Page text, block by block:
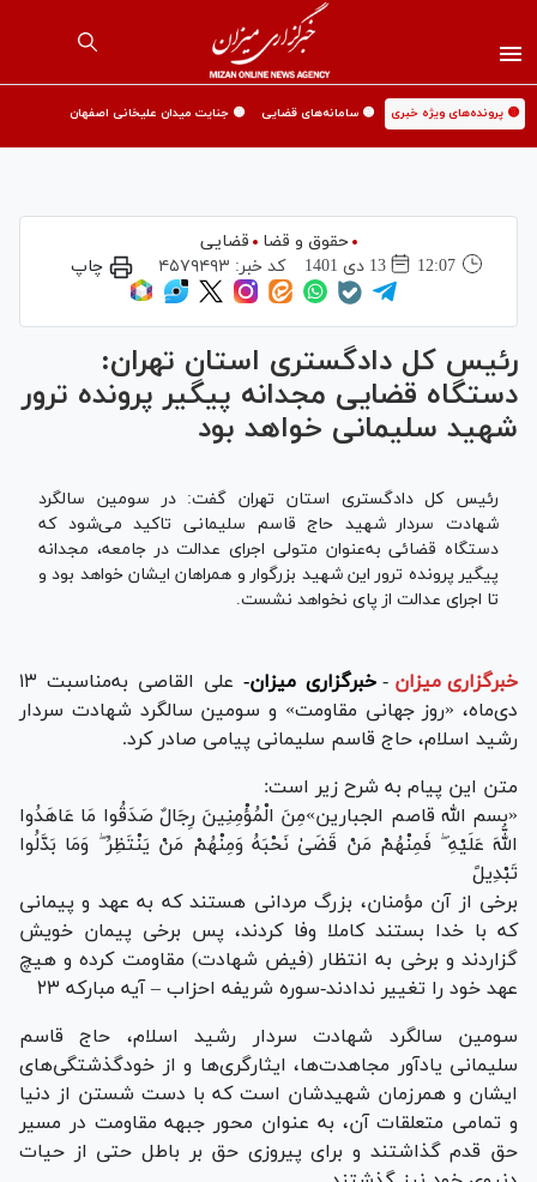
🟡 پرونده‌های ویژه خبری 🟡 سامانه‌های قضایی 🟡 جنایت میدان علیخانی اصفهان
حقوق و قضا
قضایی
12:07
13 دی 1401 کد خبر: ۴۵۷۹۴۹۳ چاپ
رئیس کل دادگستری استان تهران:
دستگاه قضایی مجدانه پیگیر پرونده ترور
شهید سلیمانی خواهد بود
رئیس کل دادگستری استان تهران گفت: در سومین سالگرد
شهادت سردار شهید حاج قاسم سلیمانی تاکید می‌شود که
دستگاه قضائی به‌عنوان متولی اجرای عدالت در جامعه، مجدانه
پیگیر پرونده ترور این شهید بزرگوار و همراهان ایشان خواهد بود و
تا اجرای عدالت از پای نخواهد نشست.
خبرگزاری میزان - خبرگزاری میزان-
علی القاصی به‌مناسبت ۱۳
دی‌ماه، «روز جهانی مقاومت» و سومین سالگرد شهادت سردار
رشید اسلام، حاج قاسم سلیمانی پیامی صادر کرد.
متن این پیام به شرح زیر است:
«بسم الله قاصم الجبارین»مِنَ الْمُؤْمِنِینَ رِجَالٌ صَدَقُوا مَا عَاهَدُوا
اللَّهَ عَلَیْهِ ۖ فَمِنْهُمْ مَنْ قَضَىٰ نَحْبَهُ وَمِنْهُمْ مَنْ یَنْتَظِرُ ۖ وَمَا بَدَّلُوا
تَبْدِیلً
برخی از آن مؤمنان، بزرگ مردانی هستند که به عهد و پیمانی
که با خدا بستند کاملا وفا کردند، پس برخی پیمان خویش
گزاردند و برخی به انتظار (فیض شهادت) مقاومت کرده و هیچ
عهد خود را تغییر ندادند-سوره شریفه احزاب – آیه مبارکه ۲۳
سومین سالگرد شهادت سردار رشید اسلام، حاج قاسم
سلیمانی یادآور مجاهدت‌ها، ایثارگری‌ها و از خودگذشتگی‌های
ایشان و همرزمان شهیدشان است که با دست شستن از دنیا
و تمامی متعلقات آن، به عنوان محور جبهه مقاومت در مسیر
حق قدم گذاشتند و برای پیروزی حق بر باطل حتی از حیات